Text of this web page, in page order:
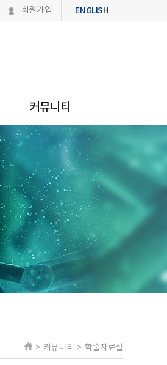
회원가입 ENGLISH
커뮤니티
> 커뮤니티 > 학술자료실